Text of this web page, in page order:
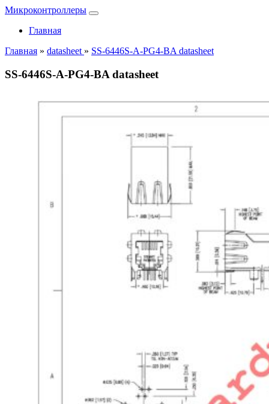
Микроконтроллеры
Главная
Главная » datasheet » SS-6446S-A-PG4-BA datasheet
SS-6446S-A-PG4-BA datasheet